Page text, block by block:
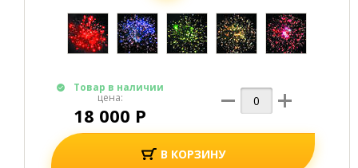
Товар в наличии
цена:
18 000 Р
В КОРЗИНУ